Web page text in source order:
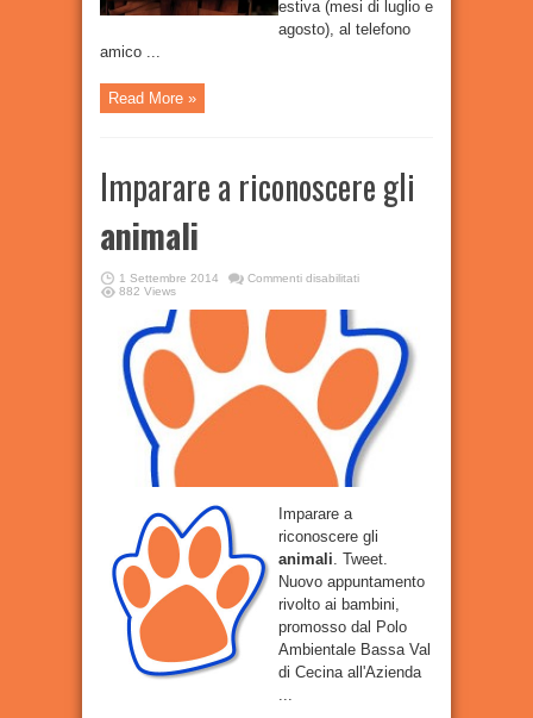
estiva (mesi di luglio e
agosto), al telefono
amico ...
Read More »
Imparare a riconoscere gli
animali
1 Settembre 2014 Commenti disabilitatisu
gli
animali
882 Views
Imparare a
riconoscere gli
animali . Tweet.
Nuovo appuntamento
rivolto ai bambini,
promosso dal Polo
Ambientale Bassa Val
di Cecina all'Azienda